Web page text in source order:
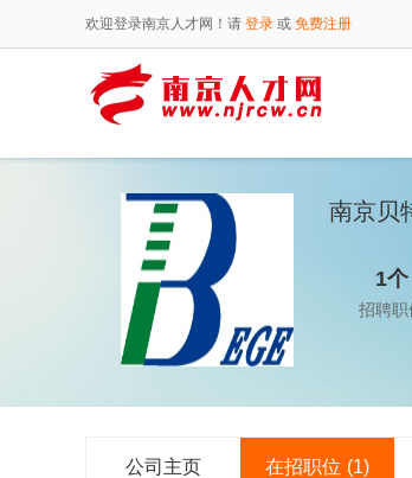
欢迎登录南京人才网！请 登录 或 免费注册
南京贝
1个
招聘职
公司主页 在招职位 (1)